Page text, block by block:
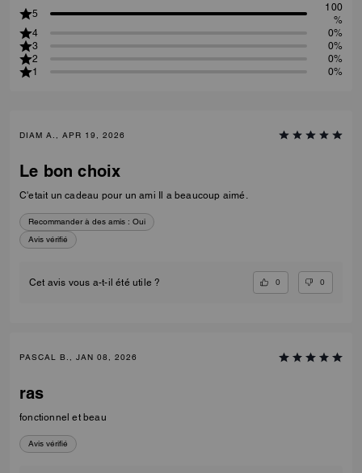
5
100
%
4
0%
3
0%
2
0%
1
0%
DIAM A., APR 19, 2026
Le bon choix
C'etait un cadeau pour un ami Il a beaucoup aimé.
Recommander à des amis : Oui
Avis vérifié
Cet avis vous a-t-il été utile ? 0 0
PASCAL B., JAN 08, 2026
ras
fonctionnel et beau
Avis vérifié